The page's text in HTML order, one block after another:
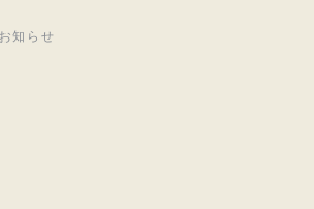
らせ